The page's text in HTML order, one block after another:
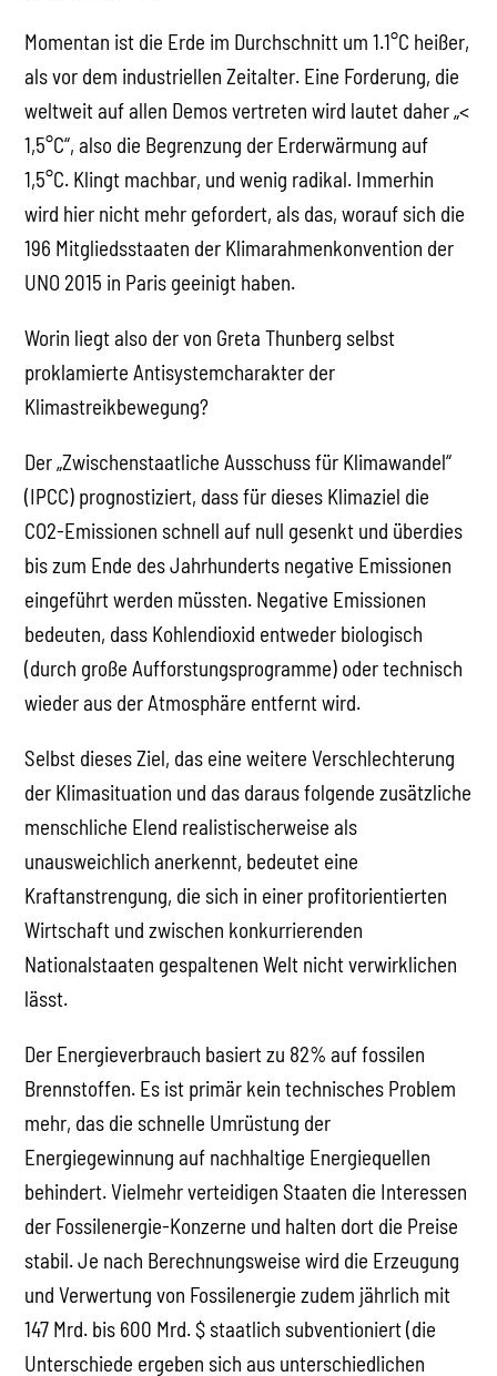
Momentan ist die Erde im Durchschnitt um 1.1°C heißer,
als vor dem industriellen Zeitalter. Eine Forderung, die
weltweit auf allen Demos vertreten wird lautet daher „<
1,5°C“, also die Begrenzung der Erderwärmung auf
1,5°C. Klingt machbar, und wenig radikal. Immerhin
wird hier nicht mehr gefordert, als das, worauf sich die
196 Mitgliedsstaaten der Klimarahmenkonvention der
UNO 2015 in Paris geeinigt haben.
Worin liegt also der von Greta Thunberg selbst
proklamierte Antisystemcharakter der
Klimastreikbewegung?
Der „Zwischenstaatliche Ausschuss für Klimawandel“
(IPCC) prognostiziert, dass für dieses Klimaziel die
CO2-Emissionen schnell auf null gesenkt und überdies
bis zum Ende des Jahrhunderts negative Emissionen
eingeführt werden müssten. Negative Emissionen
bedeuten, dass Kohlendioxid entweder biologisch
(durch große Aufforstungsprogramme) oder technisch
wieder aus der Atmosphäre entfernt wird.
Selbst dieses Ziel, das eine weitere Verschlechterung
der Klimasituation und das daraus folgende zusätzliche
menschliche Elend realistischerweise als
unausweichlich anerkennt, bedeutet eine
Kraftanstrengung, die sich in einer profitorientierten
Wirtschaft und zwischen konkurrierenden
Nationalstaaten gespaltenen Welt nicht verwirklichen
lässt.
Der Energieverbrauch basiert zu 82% auf fossilen
Brennstoffen. Es ist primär kein technisches Problem
mehr, das die schnelle Umrüstung der
Energiegewinnung auf nachhaltige Energiequellen
behindert. Vielmehr verteidigen Staaten die Interessen
der Fossilenergie-Konzerne und halten dort die Preise
stabil. Je nach Berechnungsweise wird die Erzeugung
und Verwertung von Fossilenergie zudem jährlich mit
147 Mrd. bis 600 Mrd. $ staatlich subventioniert (die
Unterschiede ergeben sich aus unterschiedlichen